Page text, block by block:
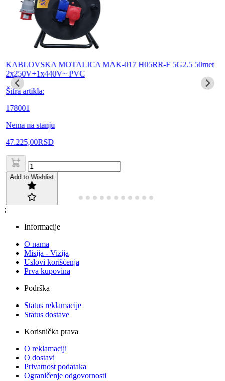
KABLOVSKA MOTALICA MAK-017 H05RR-F 5G2.5 50met
2x250V+1x440V~ PVC
Šifra artikla:
178001
Nema na stanju
47.225,00RSD
Add to Wishlist
;
Informacije
O nama
Misija - Vizija
Uslovi korišćenja
Prva kupovina
Podrška
Status reklamacije
Status dostave
Korisnička prava
O reklamaciji
O dostavi
Privatnost podataka
Ograničenje odgovornosti